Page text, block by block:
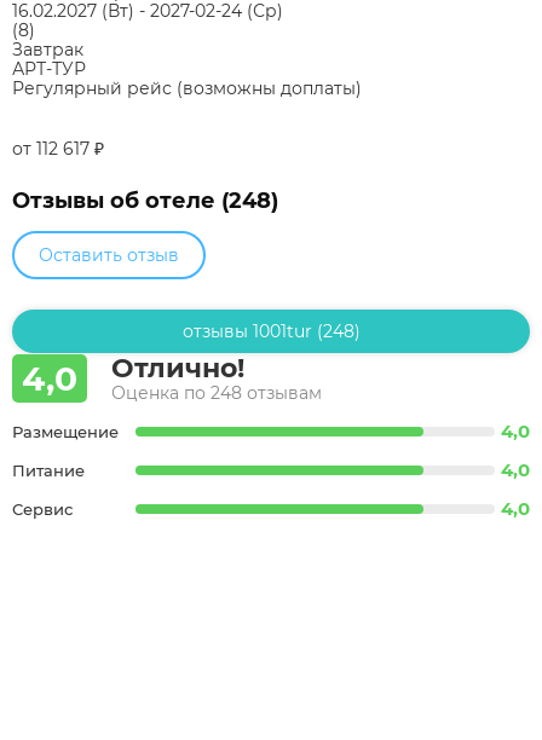
16.02.2027 (Вт) - 2027-02-24 (Ср)
(8)
Завтрак
АРТ-ТУР
Регулярный рейс (возможны доплаты)
от 112 617 ₽
Отзывы об отеле (248)
Оставить отзыв
отзывы 1001tur (248)
4,0 Отлично!
Оценка по 248 отзывам
Размещение 4,0
Питание 4,0
Сервис 4,0